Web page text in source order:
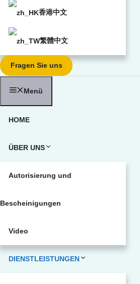
香港中文
繁體中文
Fragen Sie uns
Menü
HOME
ÜBER UNS
Autorisierung und
Bescheinigungen
Video
DIENSTLEISTUNGEN